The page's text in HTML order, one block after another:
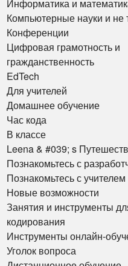
Информатика и
Компьютерные науки и не
Конференции
Цифровая грамотность и
гражданственность
EdTech
Для учителей
Домашнее обучение
Час кода
В классе
Leena & #039; s
Познакомьтесь с
Познакомьтесь с учителем
Новые возможности
Занятия и инструменты
кодирования
Инструменты онлайн-
Уголок вопроса